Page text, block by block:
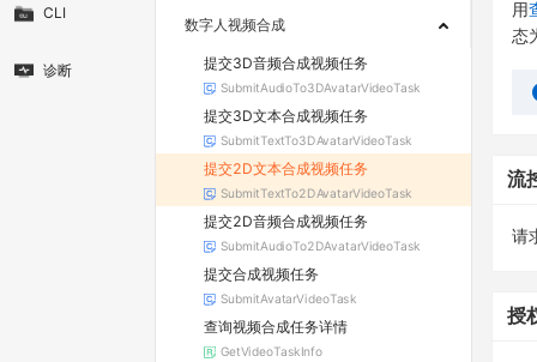
CLI
诊断
数字人视频合成
提交3D音频合成视频任务
SubmitAudioTo3DAvatarVideoTask
提交3D文本合成视频任务
SubmitTextTo3DAvatarVideoTask
提交2D文本合成视频任务
SubmitTextTo2DAvatarVideoTask
提交2D音频合成视频任务
SubmitAudioTo2DAvatarVideoTask
提交合成视频任务
SubmitAvatarVideoTask
查询视频合成任务详情
GetVideoTaskInfo
用
态
流
请
授